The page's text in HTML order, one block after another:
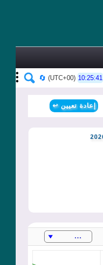
10:25:41
(UTC+00)
إعادة تعيين ↩️